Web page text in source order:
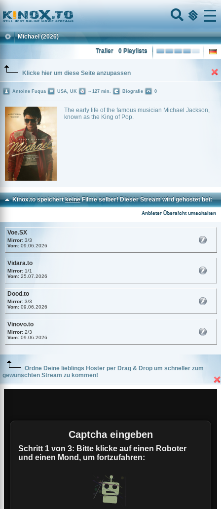
Home
Menu
Michael (2026)
0 Playlists
Trailer
Klicke hier um diese Seite anzupassen
The early life of the famous musician Michael Jackson,
known as the King of Pop.
Antoine Fuqua USA, UK ~ 127 min. Biografie 0
Kinox.to speichertkeineFilme selber! Dieser Stream wird gehostet bei:
Anbieter Übersicht umschalten
Voe.SX
Mirror: 3/3
Vom: 09.06.2026
Vidara.to
Mirror: 1/1
Vom: 25.07.2026
Dood.to
Mirror: 3/3
Vom: 09.06.2026
Vinovo.to
Mirror: 2/3
Vom: 09.06.2026
Ordne Deine lieblings Hoster per Drag & Drop um schneller zum
gewünschten Stream zu kommen!